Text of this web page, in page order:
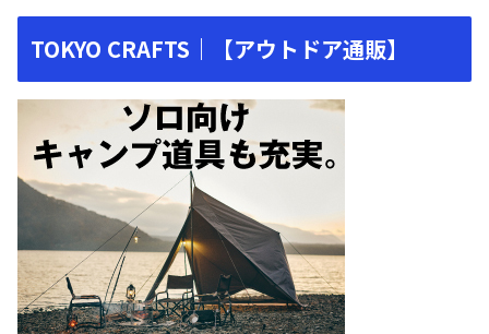
TOKYO CRAFTS｜【アウトドア通販】